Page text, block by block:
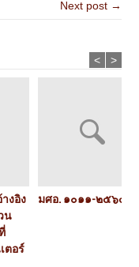
Next post →
งอิง
น
ตอร์
มศอ. ๑๐๑๑-๒๕๖๕
< >